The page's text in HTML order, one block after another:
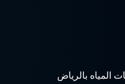
المياه بالرياض